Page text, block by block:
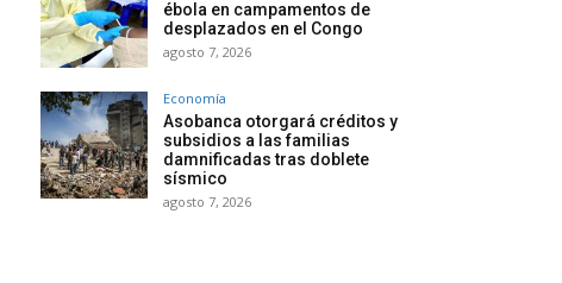
ébola en campamentos de
desplazados en el Congo
agosto 7, 2026
Economía
Asobanca otorgará créditos y
subsidios a las familias
damnificadas tras doblete
sísmico
agosto 7, 2026